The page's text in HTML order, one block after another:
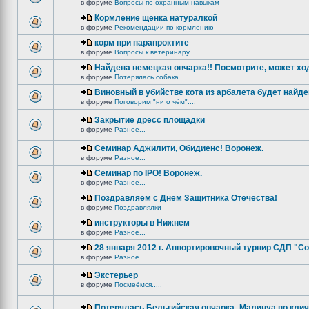
в форуме Вопросы по охранным навыкам
Кормление щенка натуралкой
в форуме Рекомендации по кормлению
корм при парапроктите
в форуме Вопросы к ветеринару
Найдена немецкая овчарка!! Посмотрите, может
в форуме Потерялась собака
Виновный в убийстве кота из арбалета будет
в форуме Поговорим "ни о чём"....
Закрытие дресс площадки
в форуме Разное...
Семинар Аджилити, Обидиенс! Воронеж.
в форуме Разное...
Семинар по IPO! Воронеж.
в форуме Разное...
Поздравляем с Днём Защитника Отечества!
в форуме Поздравлялки
инструкторы в Нижнем
в форуме Разное...
28 января 2012 г. Аппортировочный турнир СДП
в форуме Разное...
Экстерьер
в форуме Посмеёмся.....